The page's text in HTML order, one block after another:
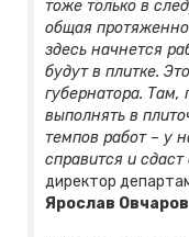
тоже только в
общая
здесь начнется
будут в плитке.
губернатора. Там,
выполнять в
темпов работ – у
справится и сдаст
директор
Ярослав